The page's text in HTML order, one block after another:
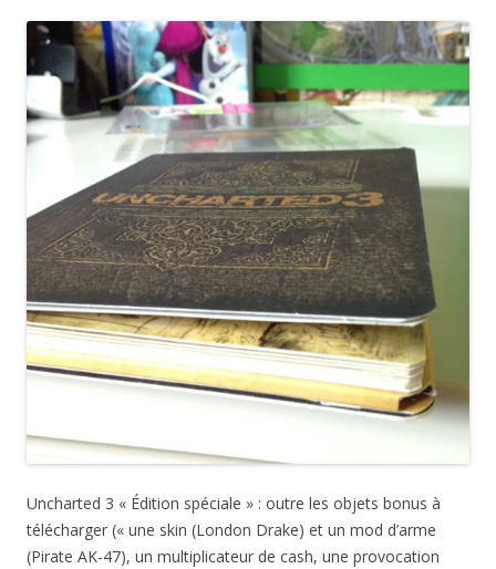
Uncharted 3 « Édition spéciale » : outre les objets bonus à
télécharger (« une skin (London Drake) et un mod d’arme
(Pirate AK-47), un multiplicateur de cash, une provocation